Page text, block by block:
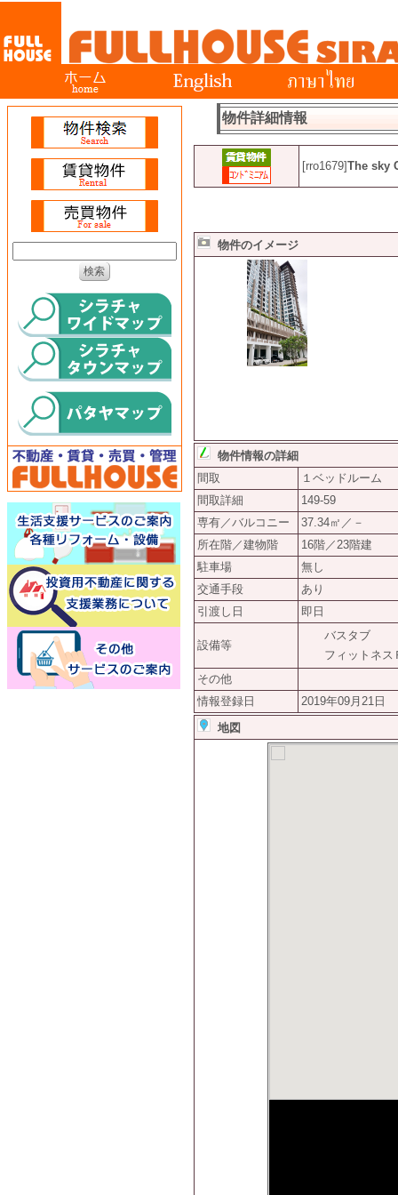
物件詳細情報
[rro1679]The sky
物件のイメージ
物件情報の詳細
間取
１ベッドルーム
間取詳細
149-59
専有／バルコニー
37.34㎡／－
所在階／建物階
16階／23階建
駐車場
無し
交通手段
あり
引渡し日
即日
設備等
バスタブ
フィットネス
その他
情報登録日
2019年09月21日
地図